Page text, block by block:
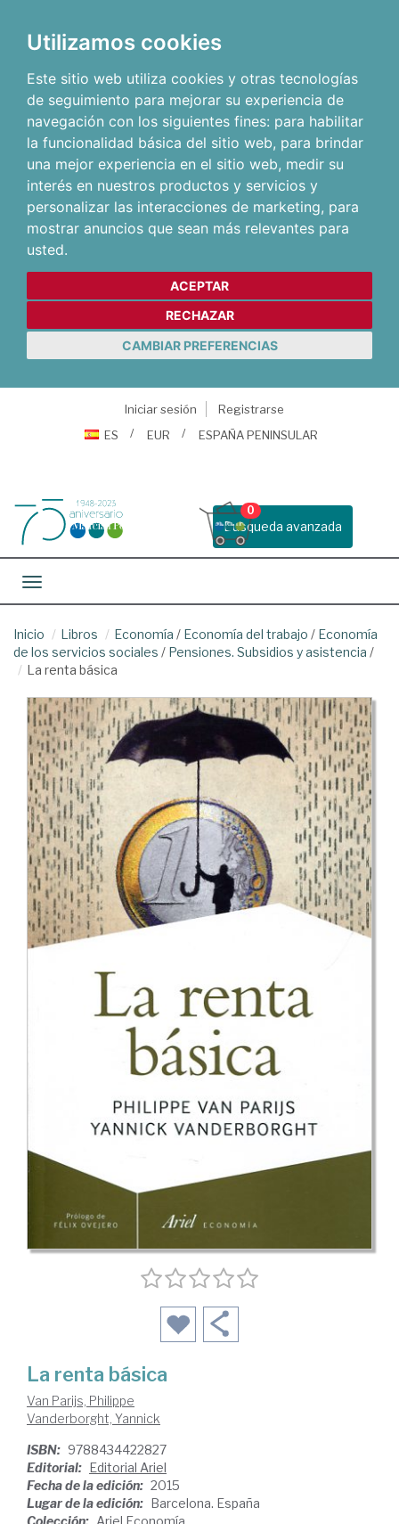
Utilizamos cookies
Este sitio web utiliza cookies y otras tecnologías
de seguimiento para mejorar su experiencia de
navegación con los siguientes fines: para habilitar
la funcionalidad básica del sitio web, para brindar
una mejor experiencia en el sitio web, medir su
interés en nuestros productos y servicios y
personalizar las interacciones de marketing, para
mostrar anuncios que sean más relevantes para
usted.
ACEPTAR
RECHAZAR
CAMBIAR PREFERENCIAS
Iniciar sesión
Registrarse
ES
EUR ESPAÑA PENINSULAR
Busqueda avanzada
0
Toggle navigation
Inicio Libros Economía / Economía del trabajo / Economía
de los servicios sociales / Pensiones. Subsidios y asistencia /
La renta básica
La renta básica
Van Parijs, Philippe
Vanderborght, Yannick
ISBN: 9788434422827
Editorial: Editorial Ariel
Fecha de la edición: 2015
Lugar de la edición: Barcelona. España